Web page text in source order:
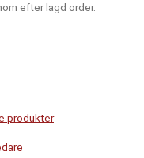
efter lagd order.
produkter